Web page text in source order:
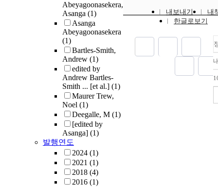
Abeyagoonasekera,
Asanga (1)
Asanga
Abeyagoonasekera
(1)
Bartles-Smith,
Andrew (1)
edited by
Andrew Bartles-
Smith ... [et al.] (1)
Maurer Trew,
Noel (1)
Deegalle, M (1)
[edited by
Asanga] (1)
발행연도
2024 (1)
2021 (1)
2018 (4)
2016 (1)
내보내기
내
한글로보기